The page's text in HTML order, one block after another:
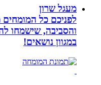
מעגל שרון
לפניכם כל המומחים
והסביבה, שישמחו
במגוון נושאים!